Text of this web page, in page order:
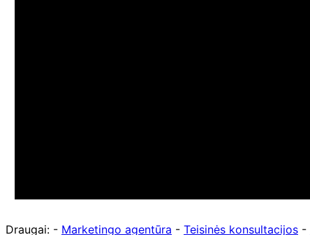
Draugai: - Marketingo agentūra - Teisinės konsultacijos -